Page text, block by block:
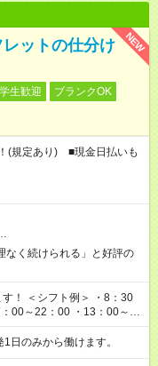
NEW
レットの仕分け
生歓迎
ブランクOK
(規定あり) ■現金日払いも
なく続けられる」と好評の
00～22：00 ・13：00～
日のみから働けます。